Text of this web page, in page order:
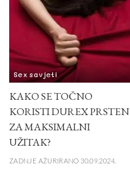
Sex savjeti
KAKO SE TOČNO
KORISTI DUREX PRSTEN
ZA MAKSIMALNI
UŽITAK?
ZADNJE AŽURIRANO 30.09.2024.